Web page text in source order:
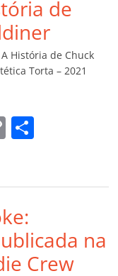
n
k
til
h
ar
de
História de Chuck
Torta – 2021
C
y
Li
n
k
p
til
h
na
Crew